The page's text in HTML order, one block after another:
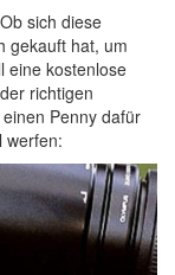
sich diese
gekauft hat, um
eine kostenlose
richtigen
Penny dafür
werfen: